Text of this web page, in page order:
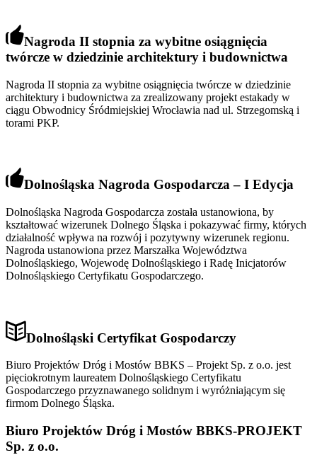
Nagroda II stopnia za wybitne osiągnięcia
twórcze w dziedzinie architektury i budownictwa
Nagroda II stopnia za wybitne osiągnięcia twórcze w dziedzinie
architektury i budownictwa za zrealizowany projekt estakady w
ciągu Obwodnicy Śródmiejskiej Wrocławia nad ul. Strzegomską i
torami PKP.
Dolnośląska Nagroda Gospodarcza – I Edycja
Dolnośląska Nagroda Gospodarcza została ustanowiona, by
kształtować wizerunek Dolnego Śląska i pokazywać firmy, których
działalność wpływa na rozwój i pozytywny wizerunek regionu.
Nagroda ustanowiona przez Marszałka Województwa
Dolnośląskiego, Wojewodę Dolnośląskiego i Radę Inicjatorów
Dolnośląskiego Certyfikatu Gospodarczego.
Dolnośląski Certyfikat Gospodarczy
Biuro Projektów Dróg i Mostów BBKS – Projekt Sp. z o.o. jest
pięciokrotnym laureatem Dolnośląskiego Certyfikatu
Gospodarczego przyznawanego solidnym i wyróżniającym się
firmom Dolnego Śląska.
Biuro Projektów Dróg i Mostów BBKS-PROJEKT
Sp. z o.o.